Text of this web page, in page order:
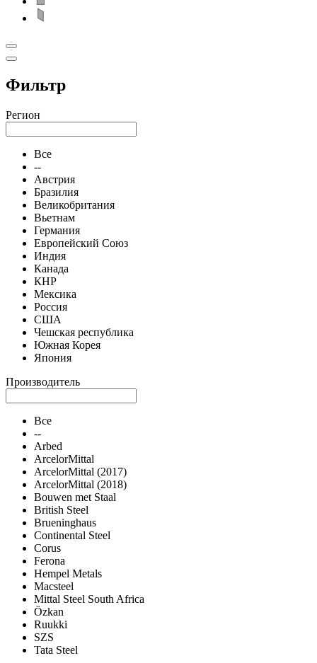
Фильтр
Регион
Все
--
Австрия
Бразилия
Великобритания
Вьетнам
Германия
Европейский Союз
Индия
Канада
КНР
Мексика
Россия
США
Чешская республика
Южная Корея
Япония
Производитель
Все
--
Arbed
ArcelorMittal
ArcelorMittal (2017)
ArcelorMittal (2018)
Bouwen met Staal
British Steel
Brueninghaus
Continental Steel
Corus
Ferona
Hempel Metals
Macsteel
Mittal Steel South Africa
Özkan
Ruukki
SZS
Tata Steel